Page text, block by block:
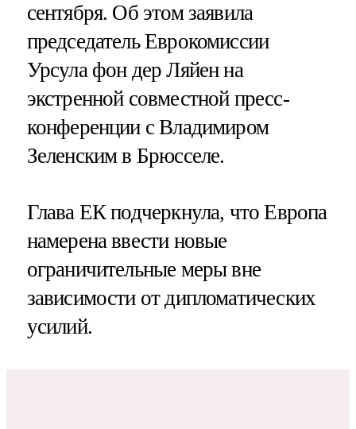
сентября. Об этом заявила
председатель Еврокомиссии
Урсула фон дер Ляйен на
экстренной совместной пресс-
конференции с Владимиром
Зеленским в Брюсселе.
Глава ЕК подчеркнула, что Европа
намерена ввести новые
ограничительные меры вне
зависимости от дипломатических
усилий.